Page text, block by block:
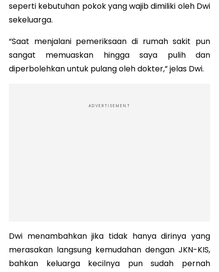
seperti kebutuhan pokok yang wajib dimiliki oleh Dwi
sekeluarga.
“Saat menjalani pemeriksaan di rumah sakit pun
sangat memuaskan hingga saya pulih dan
diperbolehkan untuk pulang oleh dokter,” jelas Dwi.
ADVERTISEMENT
Dwi menambahkan jika tidak hanya dirinya yang
merasakan langsung kemudahan dengan JKN-KIS,
bahkan keluarga kecilnya pun sudah pernah